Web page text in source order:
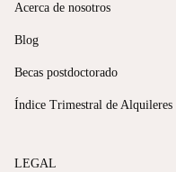
Acerca de nosotros
Blog
Becas postdoctorado
Índice Trimestral de Alquileres
LEGAL